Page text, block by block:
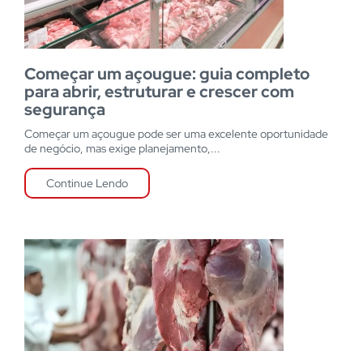
Começar um açougue: guia completo
para abrir, estruturar e crescer com
segurança
Começar um açougue pode ser uma excelente oportunidade
de negócio, mas exige planejamento,...
Continue Lendo